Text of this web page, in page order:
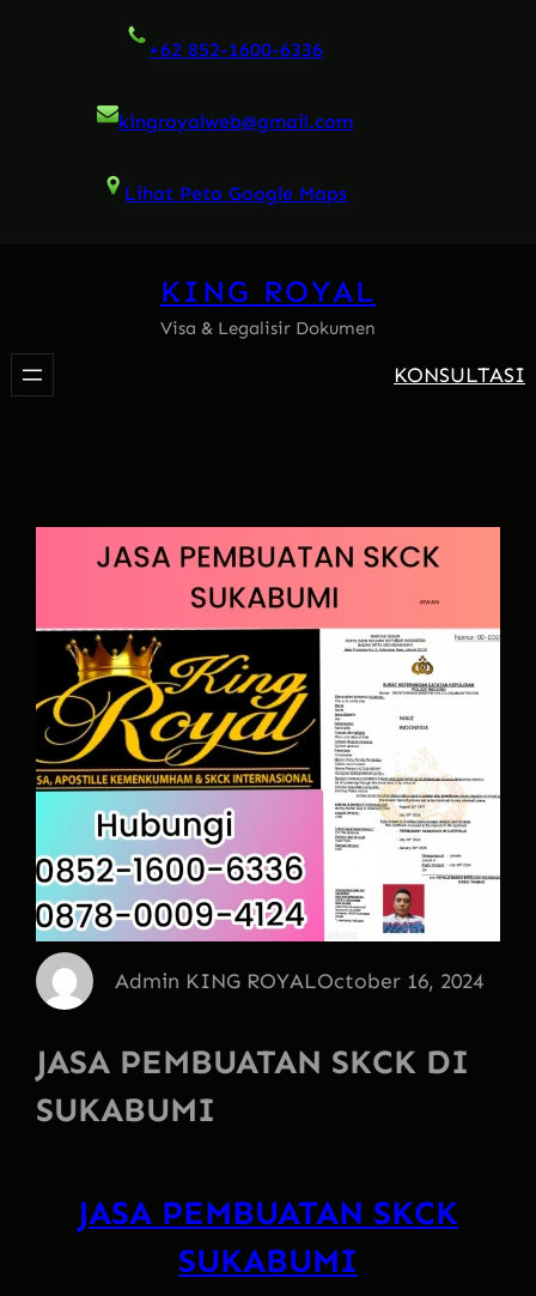
+62 852-1600-6336
kingroyalweb@gmail.com
Lihat Peta Google Maps
KING ROYAL
Visa & Legalisir Dokumen
KONSULTASI
Admin KING ROYALOctober 16, 2024
JASA PEMBUATAN SKCK DI
SUKABUMI
JASA PEMBUATAN SKCK
SUKABUMI